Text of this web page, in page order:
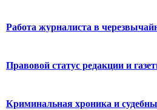
Работа журналиста в
Правовой статус редакции и
Криминальная хроника и